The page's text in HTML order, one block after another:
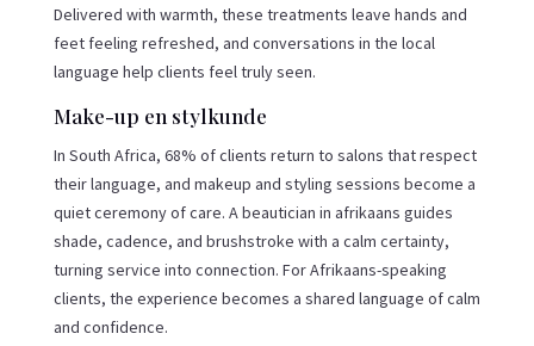
Delivered with warmth, these treatments leave hands and
feet feeling refreshed, and conversations in the local
language help clients feel truly seen.
Make-up en stylkunde
In South Africa, 68% of clients return to salons that respect
their language, and makeup and styling sessions become a
quiet ceremony of care. A beautician in afrikaans guides
shade, cadence, and brushstroke with a calm certainty,
turning service into connection. For Afrikaans-speaking
clients, the experience becomes a shared language of calm
and confidence.